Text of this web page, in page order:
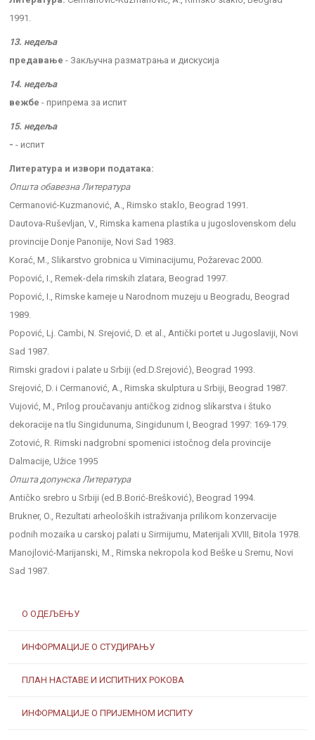
О ОДЕЉЕЊУ
ИНФОРМАЦИЈЕ О СТУДИРАЊУ
ПЛАН НАСТАВЕ И ИСПИТНИХ РОКОВА
ИНФОРМАЦИЈЕ О ПРИЈЕМНОМ ИСПИТУ
1991.
13. недеља
предавање - Закључна разматрања и дискусија
14. недеља
вежбе - припрема за испит
15. недеља
- - испит
Литература и извори података:
Општа обавезна Литература
Cermanović-Kuzmanović, A., Rimsko staklo, Beograd 1991.
Dautova-Ruševljan, V., Rimska kamena plastika u jugoslovenskom delu
provincije Donje Panonije, Novi Sad 1983.
Korać, M., Slikarstvo grobnica u Viminacijumu, Požarevac 2000.
Popović, I., Remek-dela rimskih zlatara, Beograd 1997.
Popović, I., Rimske kameje u Narodnom muzeju u Beogradu, Beograd
1989.
Popović, Lj. Cambi, N. Srejović, D. et al., Antički portet u Jugoslaviji, Novi
Sad 1987.
Rimski gradovi i palate u Srbiji (ed.D.Srejović), Beograd 1993.
Srejović, D. i Cermanović, A., Rimska skulptura u Srbiji, Beograd 1987.
Vujović, M., Prilog proučavanju antičkog zidnog slikarstva i štuko
dekoracije na tlu Singidunuma, Singidunum I, Beograd 1997: 169-179.
Zotović, R. Rimski nadgrobni spomenici istočnog dela provincije
Dalmacije, Užice 1995
Општа допунска Литература
Antičko srebro u Srbiji (ed.B.Borić-Brešković), Beograd 1994.
Brukner, O., Rezultati arheoloških istraživanja prilikom konzervacije
podnih mozaika u carskoj palati u Sirmijumu, Materijali XVIII, Bitola 1978.
Manojlović-Marijanski, M., Rimska nekropola kod Beške u Sremu, Novi
Sad 1987.